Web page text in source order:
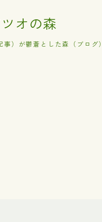
オの森
）が鬱蒼とした森（ブログ）